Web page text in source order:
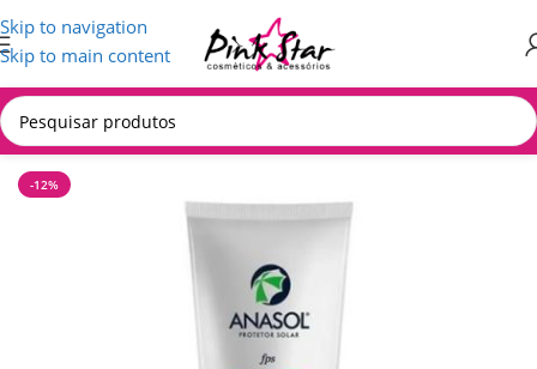
Skip to navigation
Skip to main content
Início/COSMÉTICOS
-12%